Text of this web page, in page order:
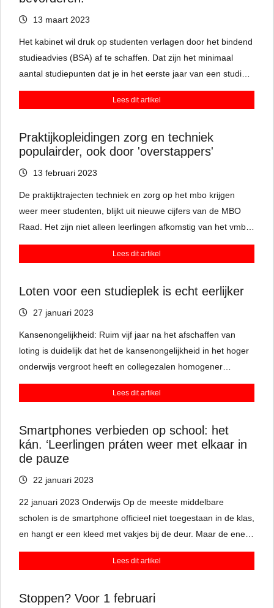
13 maart 2023
Het kabinet wil druk op studenten verlagen door het bindend
studieadvies (BSA) af te schaffen. Dat zijn het minimaal
aantal studiepunten dat je in het eerste jaar van een studie
moet halen, zodat je verder mag naar je volgende jaar.
Docenten zijn kritisch en vinden het bindend studieadvies
aankunnen.
Lees dit artikel
Praktijkopleidingen zorg en techniek
populairder, ook door 'overstappers'
13 februari 2023
De praktijktrajecten techniek en zorg op het mbo krijgen
weer meer studenten, blijkt uit nieuwe cijfers van de MBO
Raad. Het zijn niet alleen leerlingen afkomstig van het vmbo.
Er zijn ook steeds meer mensen die zich laten omscholen,
van bijvoorbeeld manager in een supermarkt tot installateur
Lees dit artikel
Loten voor een studieplek is echt eerlijker
27 januari 2023
Kansenongelijkheid: Ruim vijf jaar na het afschaffen van
loting is duidelijk dat het de kansenongelijkheid in het hoger
onderwijs vergroot heeft en collegezalen homogener
maakte.
Lees dit artikel
Smartphones verbieden op school: het
kán. ‘Leerlingen práten weer met elkaar in
de pauze
22 januari 2023
22 januari 2023 Onderwijs Op de meeste middelbare
scholen is de smartphone officieel niet toegestaan in de klas,
en hangt er een kleed met vakjes bij de deur. Maar de ene
leraar is wat consequenter dan de ander. De VO-raad
zwengelt de discussie aan: ‘In sommige lessen bieden ze
Lees dit artikel
Stoppen? Voor 1 februari